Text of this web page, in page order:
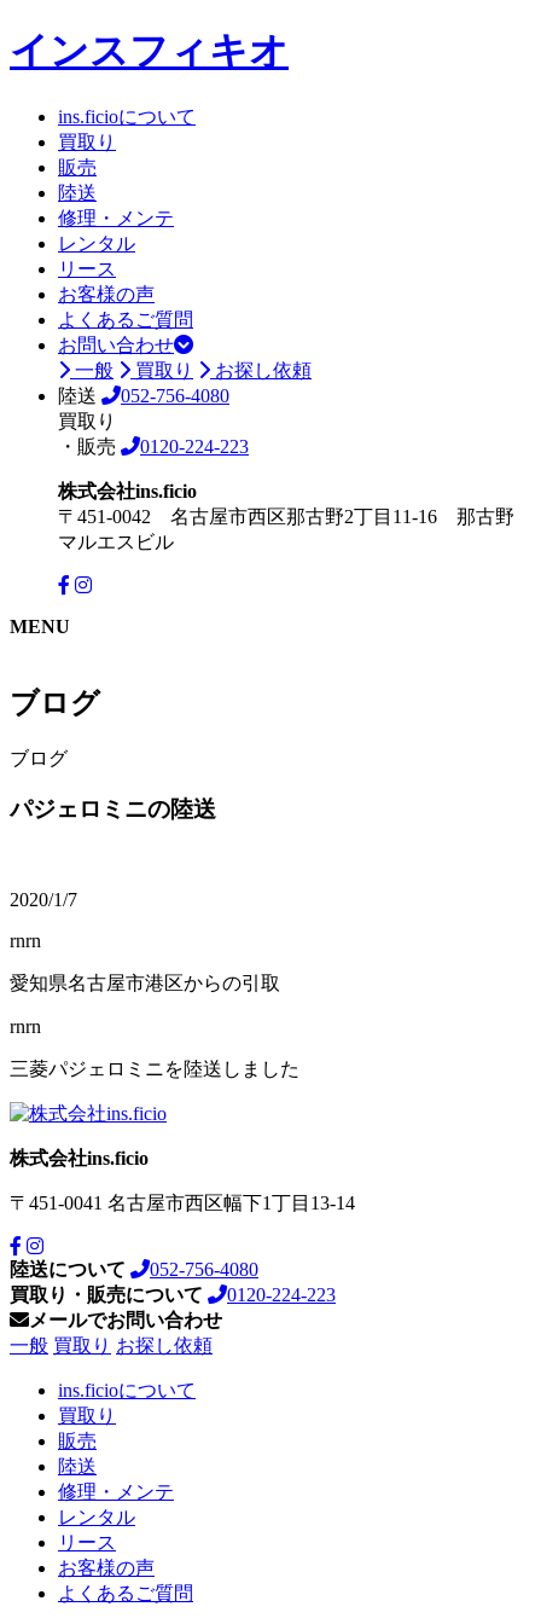
インスフィキオ
ins.ficioについて
買取り
販売
陸送
修理・メンテ
レンタル
リース
お客様の声
よくあるご質問
お問い合わせ
一般
買取り
お探し依頼
陸送
052-756-4080
買取り
・販売
0120-224-223
株式会社ins.ficio
〒451-0042 名古屋市西区那古野2丁目11-16 那古野
マルエスビル
MENU
ブログ
ブログ
パジェロミニの陸送
2020/1/7
rnrn
愛知県名古屋市港区からの引取
rnrn
三菱パジェロミニを陸送しました
株式会社ins.ficio
〒451-0041 名古屋市西区幅下1丁目13-14
陸送について
052-756-4080
買取り・販売について
0120-224-223
メールでお問い合わせ
一般 買取り お探し依頼
ins.ficioについて
買取り
販売
陸送
修理・メンテ
レンタル
リース
お客様の声
よくあるご質問